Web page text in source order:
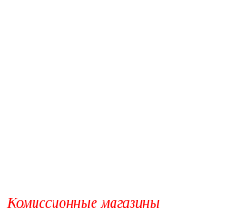
Комиссионные магазины